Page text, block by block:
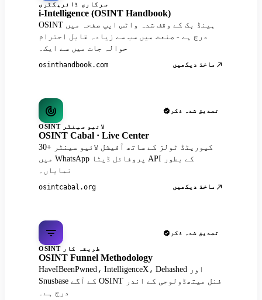
سرکاری ڈائریکٹری
i-Intelligence (OSINT Handbook)
OSINT ہینڈ بک کے وقف شدہ واٹس ایپ صفحہ میں
درج ہے - صنعت میں سب سے زیادہ قابل احترام
حوالہ جات میں سے ایک۔
osinthandbook.com ماخذ دیکھیں
تصدیق شدہ ذکر
OSINT لائیو سینٹر
OSINT Cabal · Live Center
30+ کیوریٹڈ ٹولز کے ساتھ آفیشل لائیو سینٹر
میں WhatsApp پروفائل ڈیٹا API کے بطور
نمایاں۔
osintcabal.org ماخذ دیکھیں
تصدیق شدہ ذکر
OSINT طریقہ کار
OSINT Funnel Methodology
HaveIBeenPwned، IntelligenceX، Dehashed اور
Snusbase کے آگے OSINT فنل میتھڈولوجی کے اندر
درج ہے۔